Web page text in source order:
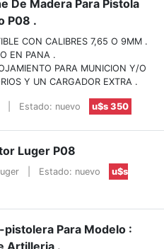
De Madera Para Pistola
P08 .
CON CALIBRES 7,65 O 9MM .
EN PANA .
PARA MUNICION Y/O
Y UN CARGADOR EXTRA .
Estado: nuevo u$s 350
Luger P08
Estado: nuevo
u$s
pistolera Para Modelo :